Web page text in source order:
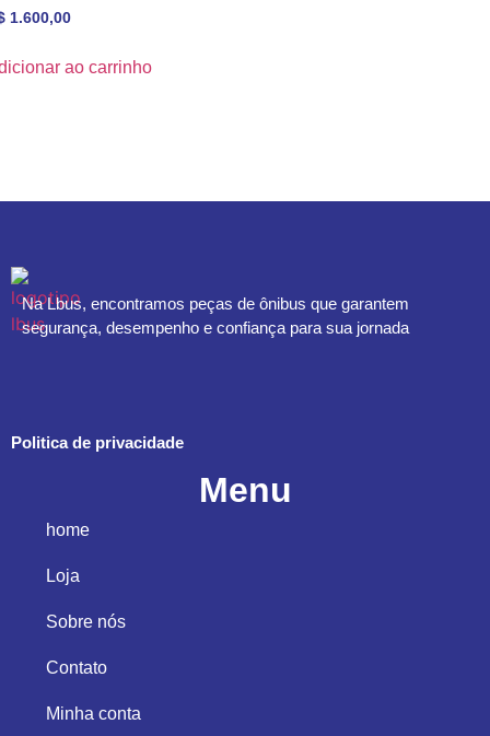
1.600,00
ao carrinho
Na Lbus, encontramos peças de ônibus que garantem
segurança, desempenho e confiança para sua jornada
Politica de privacidade
Menu
home
Loja
Sobre nós
Contato
Minha conta